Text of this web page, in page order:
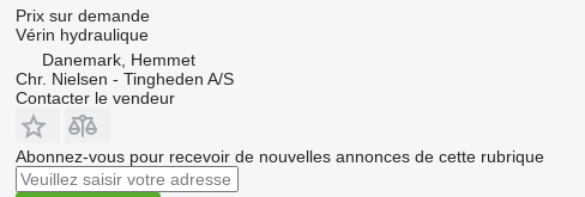
Prix sur demande
Vérin hydraulique
Danemark, Hemmet
Chr. Nielsen - Tingheden A/S
Contacter le vendeur
Abonnez-vous pour recevoir de nouvelles annonces de cette rubrique